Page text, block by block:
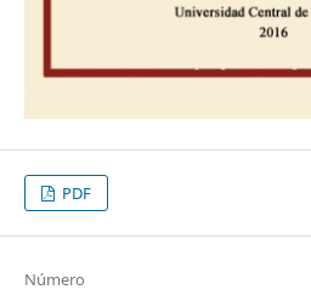
PDF
Número